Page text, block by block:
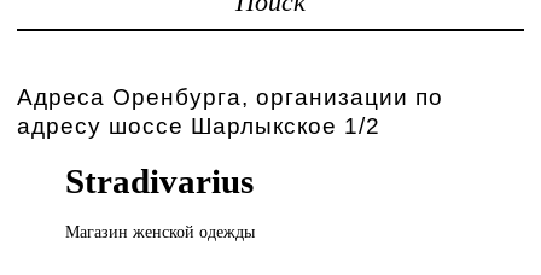
Адреса Оренбурга, организации по
адресу шоссе Шарлыкское 1/2
Stradivarius
Магазин женскойодежды